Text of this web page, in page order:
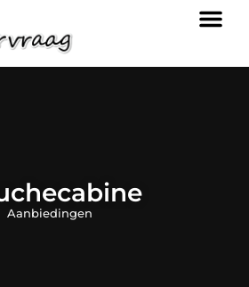
Aanbiedingen